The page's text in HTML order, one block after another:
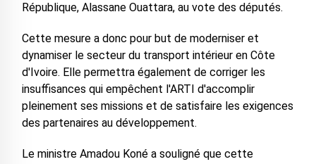
République, Alassane Ouattara, au vote des députés.
Cette mesure a donc pour but de moderniser et
dynamiser le secteur du transport intérieur en Côte
d'Ivoire. Elle permettra également de corriger les
insuffisances qui empêchent l'ARTI d'accomplir
pleinement ses missions et de satisfaire les exigences
des partenaires au développement.
Le ministre Amadou Koné a souligné que cette